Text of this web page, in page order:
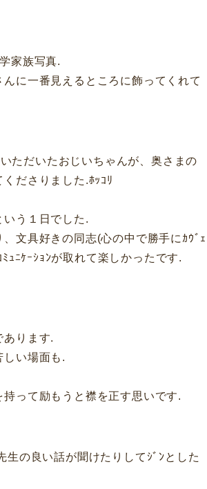
家族写真.
に一番見えるところに飾ってくれて
ただいたおじいちゃんが、奥さまの
ださりました.ﾎｯｺﾘ
う１日でした.
文具好きの同志(心の中で勝手にｶｳﾞｪ
ｭﾆｹｰｼｮﾝが取れて楽しかったです.
あります.
しい場面も.
って励もうと襟を正す思いです.
の良い話が聞けたりしてｼﾞﾝとした